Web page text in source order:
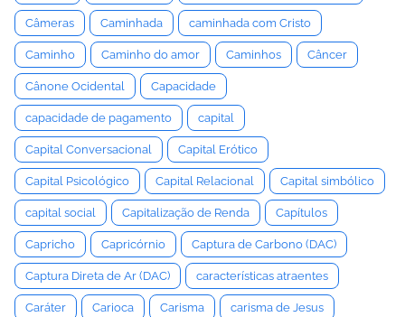
Câmeras Caminhada caminhada com Cristo
Caminho Caminho do amor Caminhos Câncer
Cânone Ocidental Capacidade
capacidade de pagamento capital
Capital Conversacional Capital Erótico
Capital Psicológico Capital Relacional Capital simbólico
capital social Capitalização de Renda Capítulos
Capricho Capricórnio Captura de Carbono (DAC)
Captura Direta de Ar (DAC) características atraentes
Caráter Carioca Carisma carisma de Jesus